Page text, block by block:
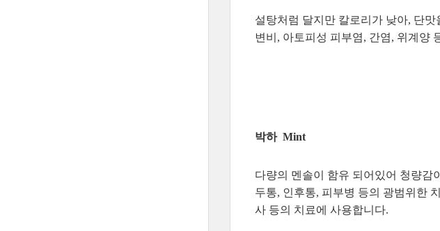
설탕처럼 달지만 칼로리가 낮아, 단
변비, 아토피성 피부염, 간염, 위계양
박하 Mint
다량의 멘솔이 함유 되어있어 청량감
두통, 인후통, 피부병 등의 광범위한
사 등의 치료에 사용합니다.